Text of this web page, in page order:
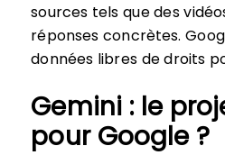
sources tels que des
réponses concrètes.
données libres de droits
Gemini : le
pour Google ?